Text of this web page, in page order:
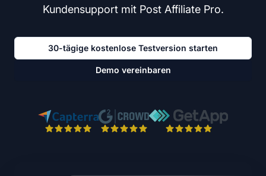
Kundensupport mit Post Affiliate Pro.
30-tägige kostenlose Testversion starten
Demo vereinbaren